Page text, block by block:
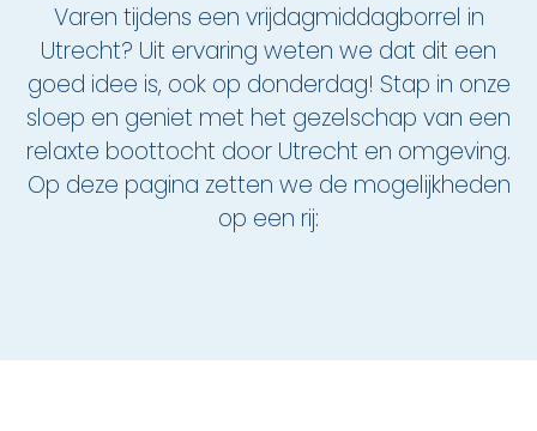
Zelf varen in elektrosloep
Cateringmenu
Arrangementen
Varen tijdens een vrijdagmiddagborrel in
Utrecht? Uit ervaring weten we dat dit een
goed idee is, ook op donderdag! Stap in onze
sloep en geniet met het gezelschap van een
relaxte boottocht door Utrecht en omgeving.
Op deze pagina zetten we de mogelijkheden
op een rij: